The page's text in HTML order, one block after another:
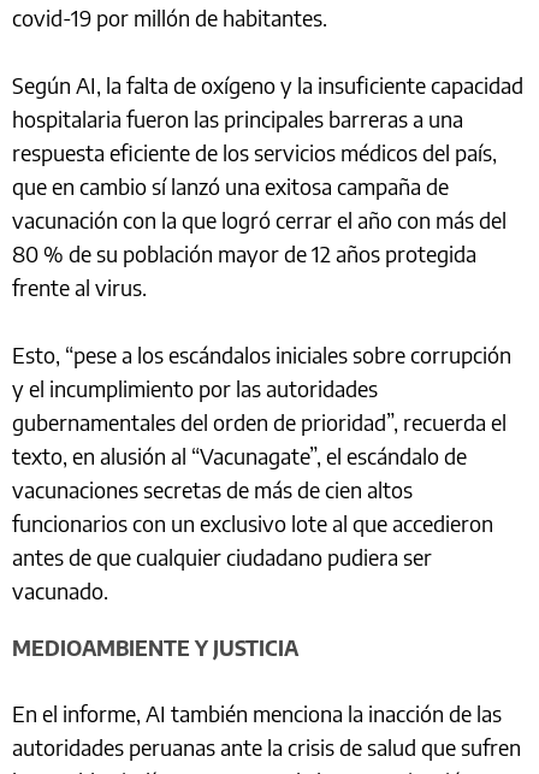
covid-19 por millón de habitantes.
Según AI, la falta de oxígeno y la insuficiente capacidad
hospitalaria fueron las principales barreras a una
respuesta eficiente de los servicios médicos del país,
que en cambio sí lanzó una exitosa campaña de
vacunación con la que logró cerrar el año con más del
80 % de su población mayor de 12 años protegida
frente al virus.
Esto, “pese a los escándalos iniciales sobre corrupción
y el incumplimiento por las autoridades
gubernamentales del orden de prioridad”, recuerda el
texto, en alusión al “Vacunagate”, el escándalo de
vacunaciones secretas de más de cien altos
funcionarios con un exclusivo lote al que accedieron
antes de que cualquier ciudadano pudiera ser
vacunado.
MEDIOAMBIENTE Y JUSTICIA
En el informe, AI también menciona la inacción de las
autoridades peruanas ante la crisis de salud que sufren